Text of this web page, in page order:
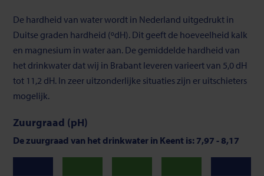
Schaalverdeling
van
waterhardheid
De hardheid van water wordt in Nederland uitgedrukt in
Duitse graden hardheid (ºdH). Dit geeft de hoeveelheid kalk
en magnesium in water aan. De gemiddelde hardheid van
het drinkwater dat wij in Brabant leveren varieert van 5,0 dH
tot 11,2 dH. In zeer uitzonderlijke situaties zijn er uitschieters
mogelijk.
Zuurgraad (pH)
De zuurgraad van het drinkwater in Keent is: 7,97 - 8,17
NeutraalNeutraalNeutraal